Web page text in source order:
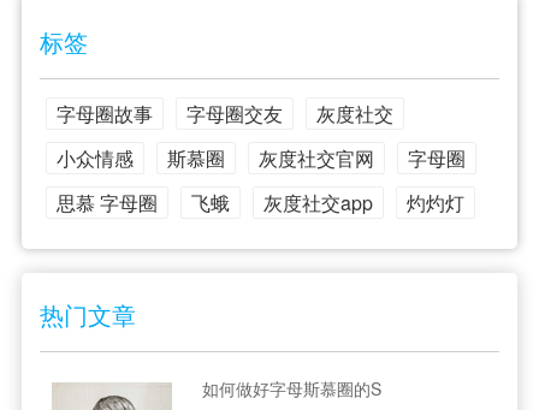
标签
字母圈故事 字母圈交友
灰度社交
小众情感
斯慕圈 灰度社交官网
字母圈
思慕 字母圈
飞蛾 灰度社交app 灼灼灯
热门文章
如何做好字母斯慕圈的S